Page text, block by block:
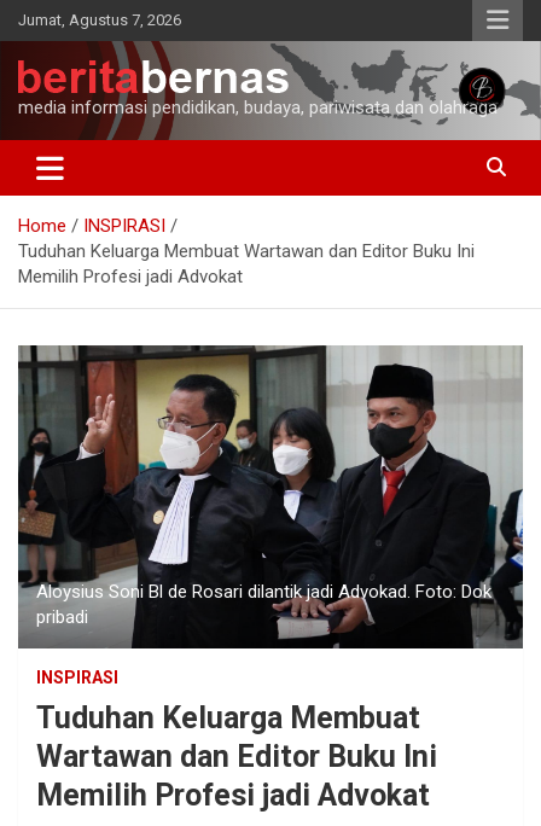
Skip
to
content
Jumat, Agustus 7, 2026
media informasi pendidikan, budaya, pariwisata dan olahraga
Home
INSPIRASI
Tuduhan Keluarga Membuat Wartawan dan Editor Buku Ini
Memilih Profesi jadi Advokat
Aloysius Soni Bl de Rosari dilantik jadi Advokad. Foto: Dok
pribadi
INSPIRASI
Tuduhan Keluarga Membuat
Wartawan dan Editor Buku Ini
Memilih Profesi jadi Advokat